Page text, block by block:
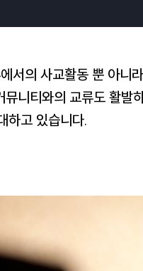
서의 사교활동 뿐 아니
니티와의 교류도 활발
하고 있습니다.